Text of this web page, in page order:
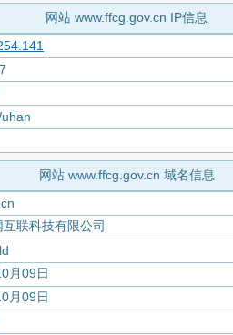
网站 www.ffcg.gov.cn IP信息
网站 www.ffcg.gov.cn 域名信息
联科技有限公司
月09日
月09日